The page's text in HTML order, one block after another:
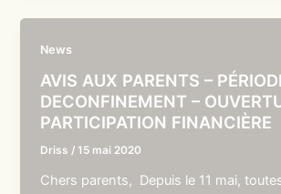
News
AVIS AUX PARENTS –
DECONFINEMENT –
PARTICIPATION FINANCIÈRE
Driss /15 mai 2020
Chers parents, Depuis le 11 mai,